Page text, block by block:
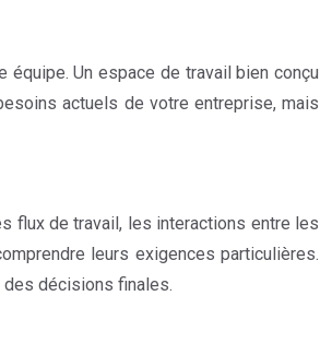
équipe. Un espace de travail bien conçu
actuels de votre entreprise, mais
flux de travail, les interactions entre les
leurs exigences particulières.
des décisions finales.